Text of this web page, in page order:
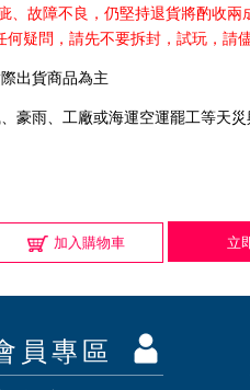
故障不良，仍堅持退貨將酌收兩
疑問，請先不要拆封，試玩，請
出貨商品為主
豪雨、工廠或海運空運罷工等天
加入購物車 立
員專區